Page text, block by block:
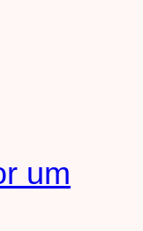
um